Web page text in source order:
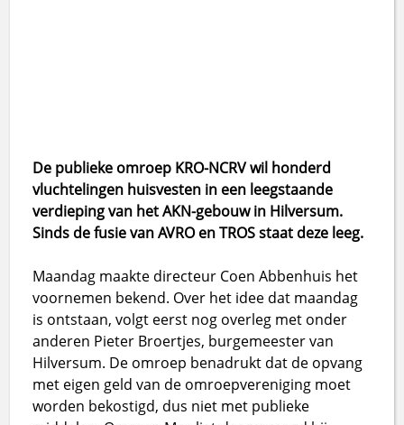
De publieke omroep KRO-NCRV wil honderd
vluchtelingen huisvesten in een leegstaande
verdieping van het AKN-gebouw in Hilversum.
Sinds de fusie van AVRO en TROS staat deze leeg.
Maandag maakte directeur Coen Abbenhuis het
voornemen bekend. Over het idee dat maandag
is ontstaan, volgt eerst nog overleg met onder
anderen Pieter Broertjes, burgemeester van
Hilversum. De omroep benadrukt dat de opvang
met eigen geld van de omroepvereniging moet
worden bekostigd, dus niet met publieke